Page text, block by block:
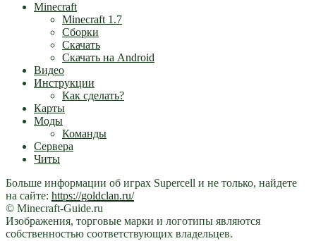
Minecraft
Minecraft 1.7
Сборки
Скачать
Скачать на Android
Видео
Инструкции
Как сделать?
Карты
Моды
Команды
Сервера
Читы
Больше информации об играх Supercell и не только, найдете
на сайте: https://goldclan.ru/
© Minecraft-Guide.ru
Изображения, торговые марки и логотипы являются
собственностью соответствующих владельцев.